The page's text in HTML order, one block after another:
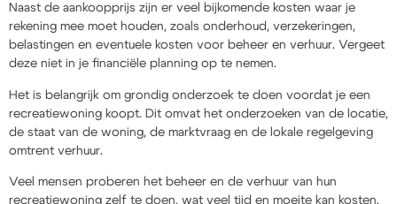
Naast de aankoopprijs zijn er veel bijkomende kosten waar je
rekening mee moet houden, zoals onderhoud, verzekeringen,
belastingen en eventuele kosten voor beheer en verhuur. Vergeet
deze niet in je financiële planning op te nemen.
Het is belangrijk om grondig onderzoek te doen voordat je een
recreatiewoning koopt. Dit omvat het onderzoeken van de locatie,
de staat van de woning, de marktvraag en de lokale regelgeving
omtrent verhuur.
Veel mensen proberen het beheer en de verhuur van hun
recreatiewoning zelf te doen, wat veel tijd en moeite kan kosten.